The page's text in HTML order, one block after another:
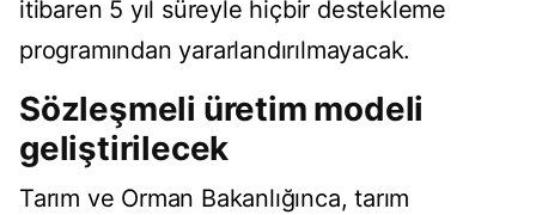
itibaren 5 yıl süreyle hiçbir destekleme
programından yararlandırılmayacak.
Sözleşmeli üretim modeli
geliştirilecek
Tarım ve Orman Bakanlığınca, tarım